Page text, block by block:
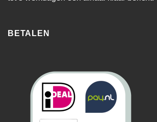
BETALEN